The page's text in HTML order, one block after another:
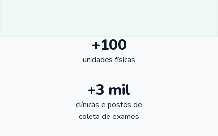
+100
unidades físicas
+3 mil
clínicas e postos de
coleta de exames